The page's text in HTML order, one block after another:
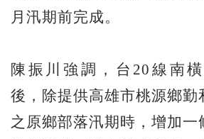
月汛期前完成。
陳振川強調，台20線南
後，除提供高雄市桃源鄉勤
之原鄉部落汛期時，增加一